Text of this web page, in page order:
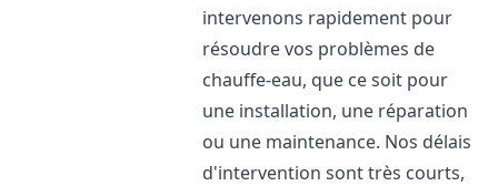
intervenons rapidement pour
résoudre vos problèmes de
chauffe-eau, que ce soit pour
une installation, une réparation
ou une maintenance. Nos délais
d'intervention sont très courts,